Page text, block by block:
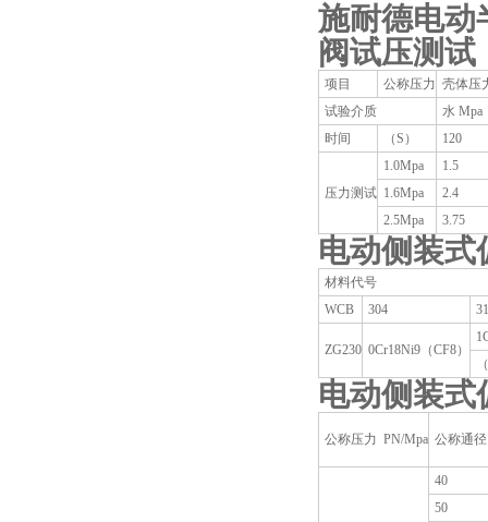
施耐德电动
阀试压测试
项目 公称压力 壳体压
试验介质
水 Mpa
时间
（S） 120
压力测试
1.0Mpa
1.5
1.6Mpa
2.4
2.5Mpa
3.75
电动侧装式
材料代号
WCB
304
ZG230 0Cr18Ni9（CF8）
电动侧装式
公称压力 PN/Mpa 公称通
40
50